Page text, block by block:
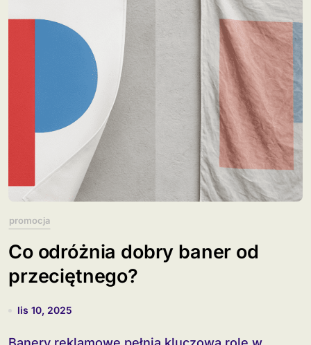
promocja
Co odróżnia dobry baner od
przeciętnego?
lis 10, 2025